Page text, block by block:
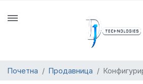
Почетна Продавница